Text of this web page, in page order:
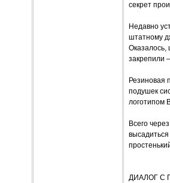
секрет
Недавно
штатному
Оказалось,
закрепили
Резиновая
подушек
логотипом
Всего
ДИАЛОГ С